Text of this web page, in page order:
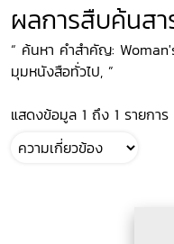
ผลการสืบค้นส
“ ค้นหา คำสำคัญ:
มุมหนังสือทั่วไป, ”
แสดงข้อมูล 1 ถึง 1 รายกา